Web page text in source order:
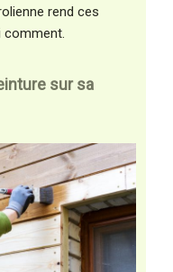
rend ces
comment.
sur sa